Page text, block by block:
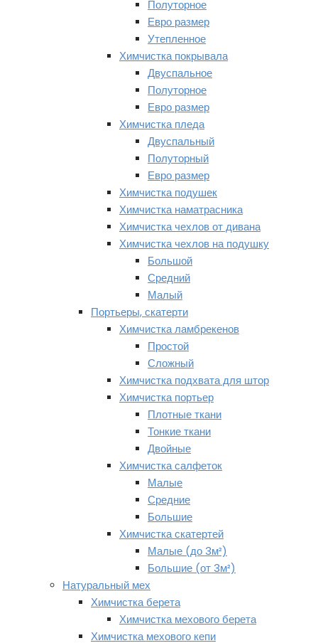
Полуторное
Евро размер
Утепленное
Химчистка покрывала
Двуспальное
Полуторное
Евро размер
Химчистка пледа
Двуспальный
Полуторный
Евро размер
Химчистка подушек
Химчистка наматрасника
Химчистка чехлов от дивана
Химчистка чехлов на подушку
Большой
Средний
Малый
Портьеры, скатерти
Химчистка ламбрекенов
Простой
Сложный
Химчистка подхвата для штор
Химчистка портьер
Плотные ткани
Тонкие ткани
Двойные
Химчистка салфеток
Малые
Средние
Большие
Химчистка скатертей
Малые (до 3м²)
Большие (от 3м²)
Натуральный мех
Химчистка берета
Химчистка мехового берета
Химчистка мехового кепи